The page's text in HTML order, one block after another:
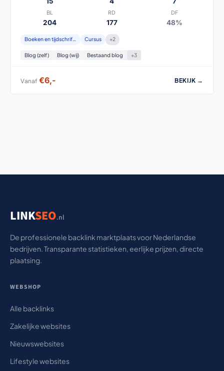
BL
204
RD
177
DF
48%
Boeken en tijdschriften Cursus +2
Blog (zelf) Blog (wij) Bestaand blog +3
Vanaf €6,- BEKIJK →
LINKSEO.nl
De professionele backlink marktplaats voor Nederlandse
bedrijven. Transparante statistieken, eerlijke prijzen, directe
plaatsing.
WEBSHOP
Alle backlinks
Zakelijke websites
Nieuwswebsites
Lifestyle websites